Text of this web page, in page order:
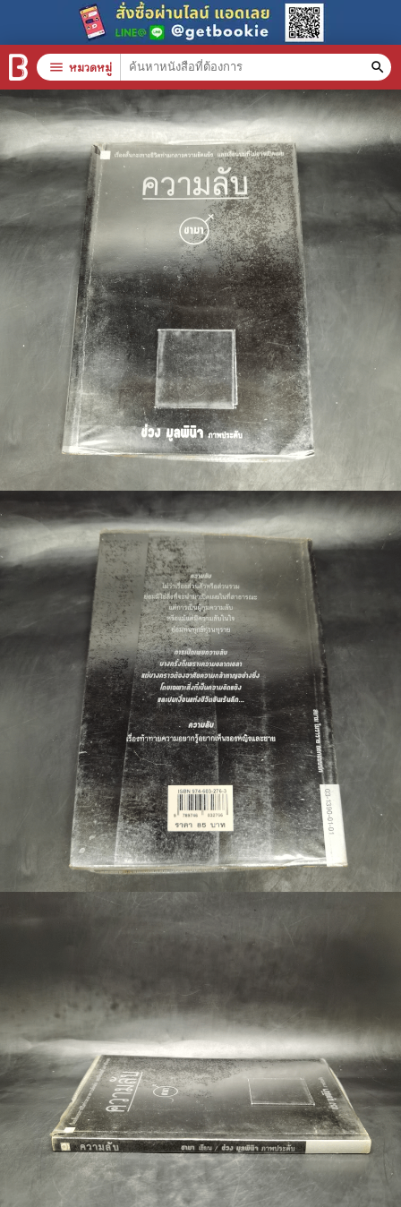
menu หมวดหมู่ search
หมวดหมู่สินค้า clear
หนังสือทั้งหมด
stars สินค้าใช้เฉพาะแต้มเท่านั้น
📚 หนังสือทั่วไป
🦄 วรรณกรรม นิยาย เรื่องสั้น
🎓 การศึกษา
😼 หนังสือการ์ตูน
🐲 หนังสือเด็ก
📕 นิตยสาร
🌎 International Books
🎲 Board Game
📅 สินค้าอื่นๆ